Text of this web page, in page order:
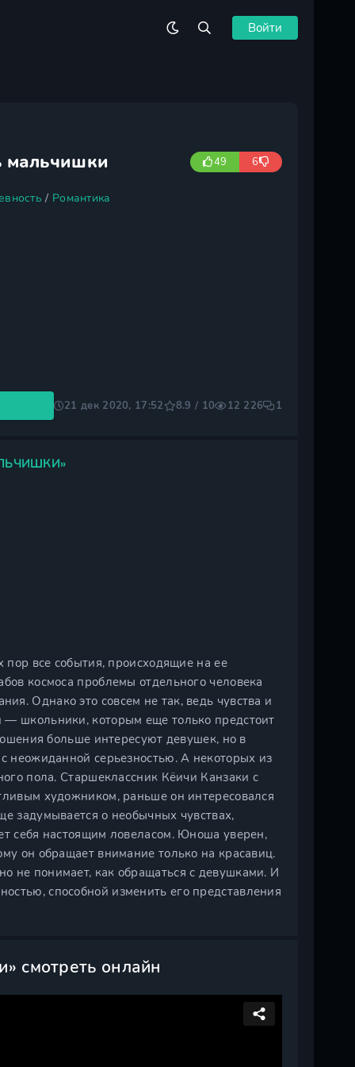
Войти
мальчишки 49 6
/ Романтика
21 дек 2020, 17:52 8.9 / 10 12 226 1
пор все события, происходящие на ее
космоса проблемы отдельного человека
Однако это совсем не так, ведь чувства и
школьники, которым еще только предстоит
больше интересуют девушек, но в
неожиданной серьезностью. А некоторых из
пола. Старшеклассник Кёичи Канзаки с
художником, раньше он интересовался
задумывается о необычных чувствах,
себя настоящим ловеласом. Юноша уверен,
он обращает внимание только на красавиц.
не понимает, как обращаться с девушками. И
способной изменить его представления
смотреть онлайн